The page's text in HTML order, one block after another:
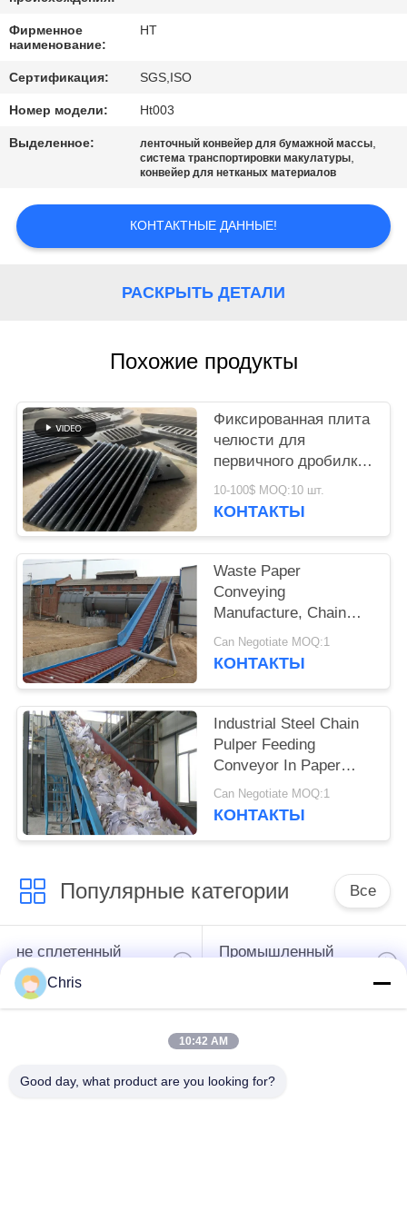
КАЧЕСТВА
МЫ
НОВОСТИ
СПРОСИТЕ
ЦИТАТУ
POLICY
Фирменное
наименование:
HT
Сертификация: SGS,ISO
Номер модели: Ht003
Выделенное: ленточный конвейер для бумажной массы,
система транспортировки макулатуры,
конвейер для нетканых материалов
КОНТАКТНЫЕ ДАННЫЕ!
РАСКРЫТЬ ДЕТАЛИ
Похожие продукты
Фиксированная плита
челюсти для
первичного дробилки
высокая прочность на
протяженность сплав
10-100$ MOQ:10 шт.
КОНТАКТЫ
Waste Paper
Conveying
Manufacture, Chain
Conveyor For Pulp
Board
Can Negotiate MOQ:1
КОНТАКТЫ
Industrial Steel Chain
Pulper Feeding
Conveyor In Paper
Industry
Can Negotiate MOQ:1
КОНТАКТЫ
Популярные категории Все
не сплетенный
материал
Промышленный
пояс
Chris
10:42 AM
Good day, what product are you looking for?